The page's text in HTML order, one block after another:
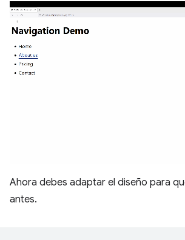
Ahora debes adaptar el diseño para
antes.